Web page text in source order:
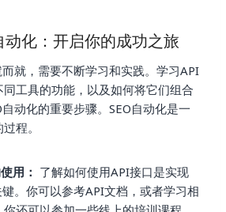
动化：开启你的成功之旅
就，需要不断学习和实践。学习API
工具的功能，以及如何将它们组合
动化的重要步骤。SEO自动化是一
程。
用： 了解如何使用API接口是实现
。你可以参考API文档，或者学习相